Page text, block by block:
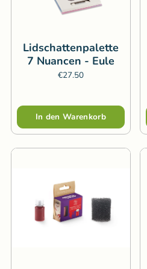
Lidschattenpalette
7 Nuancen - Eule
€27.50
Menge
In den Warenkorb